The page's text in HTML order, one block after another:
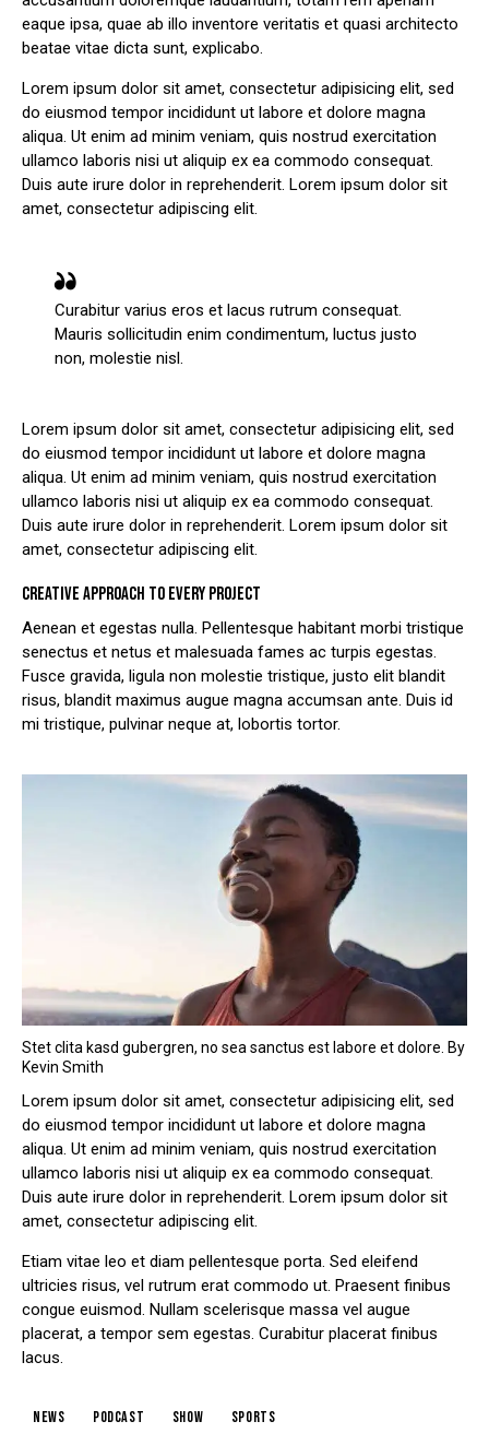
eaque ipsa, quae ab illo inventore veritatis et quasi architecto
beatae vitae dicta sunt, explicabo.
Lorem ipsum dolor sit amet, consectetur adipisicing elit, sed
do eiusmod tempor incididunt ut labore et dolore magna
aliqua. Ut enim ad minim veniam, quis nostrud exercitation
ullamco laboris nisi ut aliquip ex ea commodo consequat.
Duis aute irure dolor in reprehenderit. Lorem ipsum dolor sit
amet, consectetur adipiscing elit.
Curabitur varius eros et lacus rutrum consequat.
Mauris sollicitudin enim condimentum, luctus justo
non, molestie nisl.
Lorem ipsum dolor sit amet, consectetur adipisicing elit, sed
do eiusmod tempor incididunt ut labore et dolore magna
aliqua. Ut enim ad minim veniam, quis nostrud exercitation
ullamco laboris nisi ut aliquip ex ea commodo consequat.
Duis aute irure dolor in reprehenderit. Lorem ipsum dolor sit
amet, consectetur adipiscing elit.
CREATIVE APPROACH TO EVERY PROJECT
Aenean et egestas nulla. Pellentesque habitant morbi tristique
senectus et netus et malesuada fames ac turpis egestas.
Fusce gravida, ligula non molestie tristique, justo elit blandit
risus, blandit maximus augue magna accumsan ante. Duis id
mi tristique, pulvinar neque at, lobortis tortor.
Stet clita kasd gubergren, no sea sanctus est labore et dolore. By
Kevin Smith
Lorem ipsum dolor sit amet, consectetur adipisicing elit, sed
do eiusmod tempor incididunt ut labore et dolore magna
aliqua. Ut enim ad minim veniam, quis nostrud exercitation
ullamco laboris nisi ut aliquip ex ea commodo consequat.
Duis aute irure dolor in reprehenderit. Lorem ipsum dolor sit
amet, consectetur adipiscing elit.
Etiam vitae leo et diam pellentesque porta. Sed eleifend
ultricies risus, vel rutrum erat commodo ut. Praesent finibus
congue euismod. Nullam scelerisque massa vel augue
placerat, a tempor sem egestas. Curabitur placerat finibus
lacus.
news podcast show sports